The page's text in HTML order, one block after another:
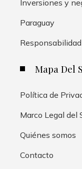
Inversiones y
Paraguay
Mapa Del
Política de
Marco Legal del
Quiénes somos
Contacto